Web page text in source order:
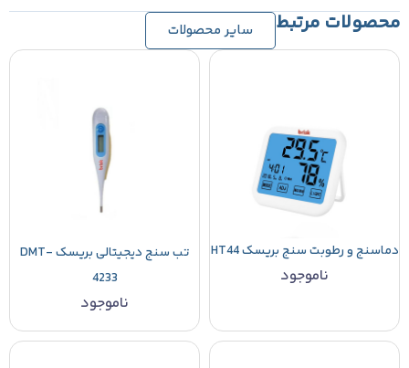
محصولات مرتبط سایر محصولات
دماسنج و رطوبت سنج بریسک HT44
ناموجود
تب سنج دیجیتالی بریسک DMT-
4233
ناموجود